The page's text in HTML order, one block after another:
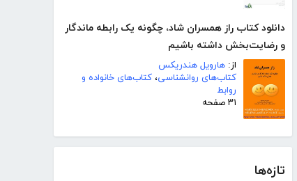
دانلود کتاب راز همسران شاد، چگونه یک رابطه ماندگار
و رضایت‌بخش داشته باشیم
از: هارویل هندریکس
کتاب‌های روانشناسی، کتاب‌های خانواده و
روابط
۳۱ صفحه
تازه‌ها